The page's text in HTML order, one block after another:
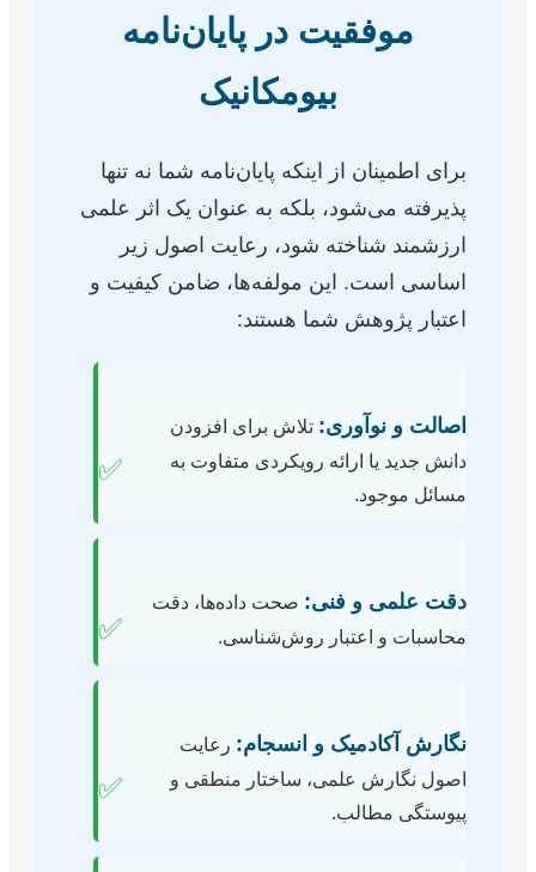
موفقیت در پایان‌نامه
بیومکانیک
برای اطمینان از اینکه پایان‌نامه شما نه تنها
پذیرفته می‌شود، بلکه به عنوان یک اثر علمی
ارزشمند شناخته شود، رعایت اصول زیر
اساسی است. این مولفه‌ها، ضامن کیفیت و
اعتبار پژوهش شما هستند:
✅
اصالت و نوآوری: تلاش برای افزودن
دانش جدید یا ارائه رویکردی متفاوت به
مسائل موجود.
✅
دقت علمی و فنی: صحت داده‌ها، دقت
محاسبات و اعتبار روش‌شناسی.
✅
نگارش آکادمیک و انسجام: رعایت
اصول نگارش علمی، ساختار منطقی و
پیوستگی مطالب.